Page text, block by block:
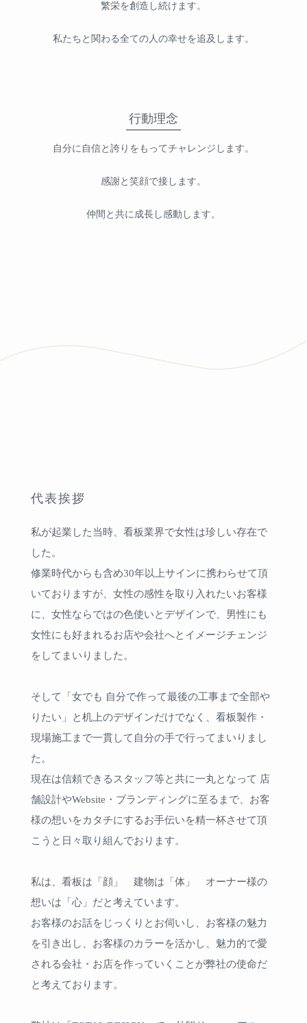
繁栄を創造し続けます。
私たちと関わる全ての人の幸せを追及します。
行動理念
自分に自信と誇りをもってチャレンジします。
感謝と笑顔で接します。
仲間と共に成長し感動します。
代表挨拶
私が起業した当時、看板業界で女性は珍しい存在で
した。
修業時代からも含め30年以上サインに携わらせて頂
いておりますが、女性の感性を取り入れたいお客様
に、女性ならではの色使いとデザインで、男性にも
女性にも好まれるお店や会社へとイメージチェンジ
をしてまいりました。
そして「女でも 自分で作って最後の工事まで全部や
りたい」と机上のデザインだけでなく、看板製作・
現場施工まで一貫して自分の手で行ってまいりまし
た。
現在は信頼できるスタッフ等と共に一丸となって 店
舗設計やWebsite・ブランディングに至るまで、お客
様の想いをカタチにするお手伝いを精一杯させて頂
こうと日々取り組んでおります。
私は、看板は「顔」 建物は「体」 オーナー様の
想いは「心」だと考えています。
お客様のお話をじっくりとお伺いし、お客様の魅力
を引き出し、お客様のカラーを活かし、魅力的で愛
される会社・お店を作っていくことが弊社の使命だ
と考えております。